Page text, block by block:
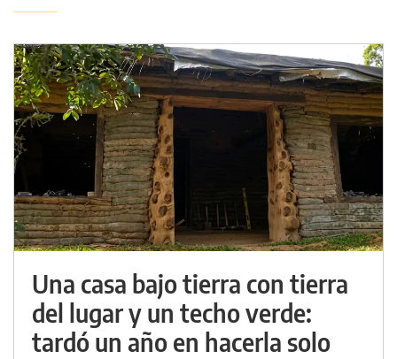
Una casa bajo tierra con tierra
del lugar y un techo verde:
tardó un año en hacerla solo